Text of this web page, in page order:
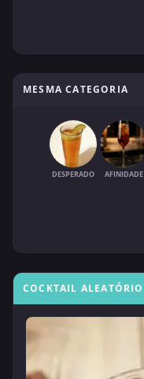
MESMA CATEGORIA
DESPERADO AFINIDADE
COCKTAIL ALEATÓRIO